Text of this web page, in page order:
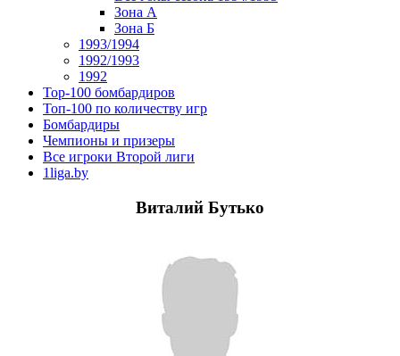
Зона А
Зона Б
1993/1994
1992/1993
1992
Top-100 бомбардиров
Топ-100 по количеству игр
Бомбардиры
Чемпионы и призеры
Все игроки Второй лиги
1liga.by
Виталий Бутько